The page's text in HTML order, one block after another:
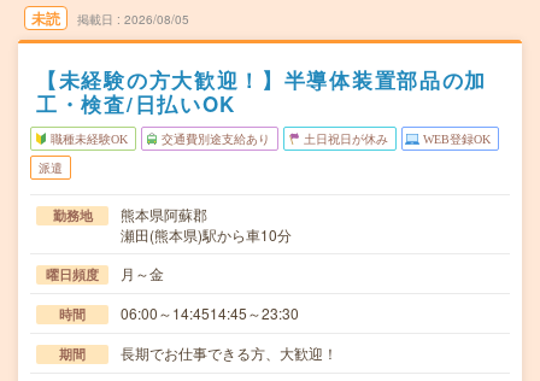
未読 掲載日 2026/08/05
【未経験の方大歓迎！】半導体装置部品の加
工・検査/日払いOK
職種未経験OK 交通費別途支給あり 土日祝日が休み WEB登録OK
派遣
勤務地
熊本県阿蘇郡
瀬田(熊本県)駅から車10分
曜日頻度 月～金
時間 06:00～14:4514:45～23:30
期間 長期でお仕事できる方、大歓迎！